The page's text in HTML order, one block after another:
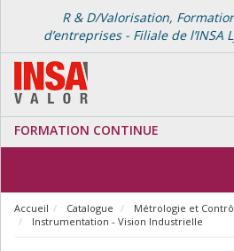
R & D/Valorisation,
d’entreprises - Filiale de l’INSA
FORMATION CONTINUE
Accueil Catalogue
Métrologie et
Instrumentation - Vision Industrielle